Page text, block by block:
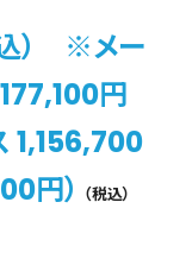
） ※メー
円
1,156,700
円） （税込）